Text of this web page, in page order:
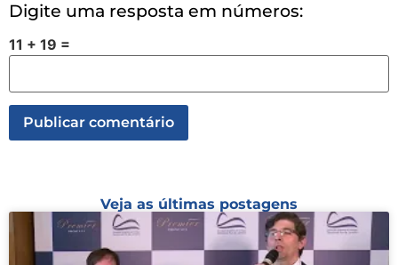
Digite uma resposta em números:
11 + 19 =
Veja as últimas postagens